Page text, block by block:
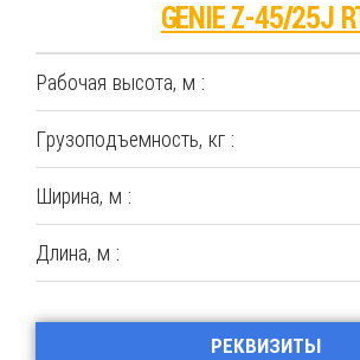
GENIE Z-45/25J
Рабочая высота, м :
Грузоподъемность, кг :
Ширина, м :
Длина, м :
РЕКВИЗИТЫ